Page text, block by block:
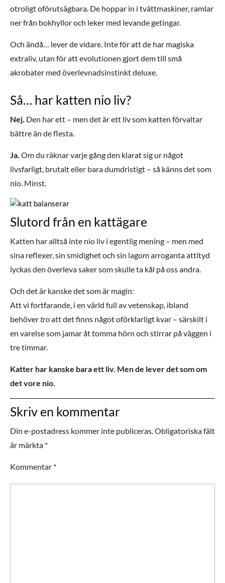
otroligt oförutsägbara. De hoppar in i tvättmaskiner, ramlar
ner från bokhyllor och leker med levande getingar.
Och ändå… lever de vidare. Inte för att de har magiska
extraliv, utan för att evolutionen gjort dem till små
akrobater med överlevnadsinstinkt deluxe.
Så… har katten nio liv?
Nej. Den har ett – men det är ett liv som katten förvaltar
bättre än de flesta.
Ja. Om du räknar varje gång den klarat sig ur något
livsfarligt, brutalt eller bara dumdristigt – så känns det som
nio. Minst.
Slutord från en kattägare
Katten har alltså inte nio liv i egentlig mening – men med
sina reflexer, sin smidighet och sin lagom arroganta attityd
lyckas den överleva saker som skulle ta kål på oss andra.
Och det är kanske det som är magin:
Att vi fortfarande, i en värld full av vetenskap, ibland
behövertroatt det finns något oförklarligt kvar – särskilt i
en varelse som jamar åt tomma hörn och stirrar på väggen i
tre timmar.
Katter har kanske bara ett liv. Men de lever det som om
det vore nio.
Skriv en kommentar
Din e-postadress kommer inte publiceras.Obligatoriska fält
är märkta *
Kommentar *